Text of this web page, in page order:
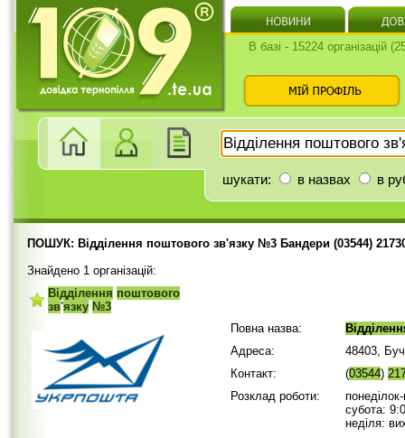
В базі - 15224 організацій
шукати: в назвах в
ПОШУК: Відділення поштового зв'язку №3 Бандери (03544)
Знайдено 1 організацій:
Відділення поштового
зв'язку №3
Повна назва:
Адреса:
48403,
Контакт:
(03544)
Розклад роботи:
субота:
неділя: